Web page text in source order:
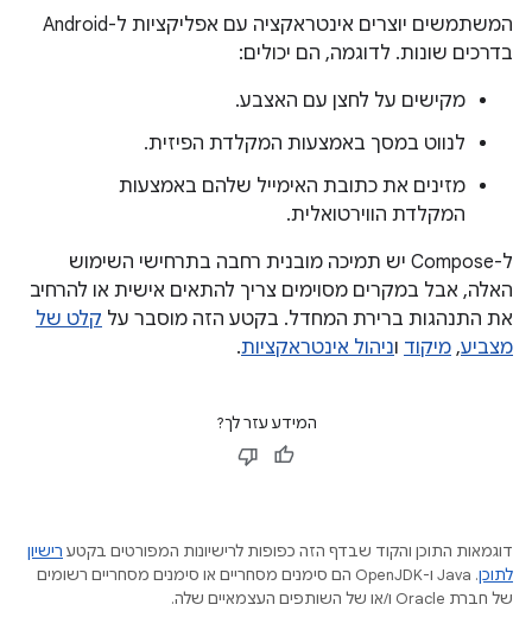
המשתמשים יוצרים אינטראקציה עם אפליקציות ל-Android
בדרכים שונות. לדוגמה, הם יכולים:
מקישים על לחצן עם האצבע.
לנווט במסך באמצעות המקלדת הפיזית.
מזינים את כתובת האימייל שלהם באמצעות
המקלדת הווירטואלית.
ל-Compose יש תמיכה מובנית רחבה בתרחישי השימוש
האלה, אבל במקרים מסוימים צריך להתאים אישית או להרחיב
את התנהגות ברירת המחדל. בקטע הזה מוסבר על קלט של
מצביע, מיקוד וניהול אינטראקציות.
המידע עזר לך?
דוגמאות התוכן והקוד שבדף הזה כפופות לרישיונות המפורטים בקטע רישיון
לתוכן
.‏ Java ו-OpenJDK הם סימנים מסחריים או סימנים מסחריים רשומים
של חברת Oracle ו/או של השותפים העצמאיים שלה.